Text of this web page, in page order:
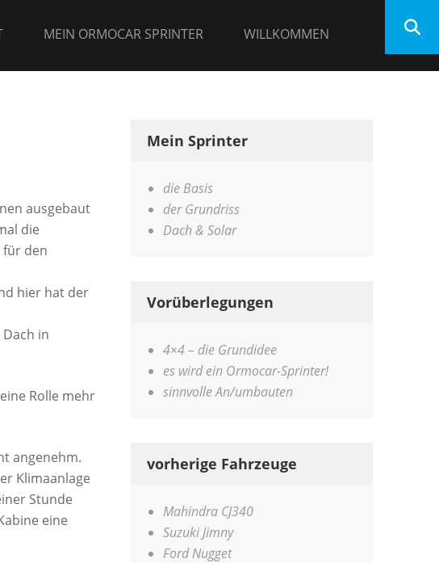
MEIN ORMOCAR SPRINTER WILLKOMMEN
ausgebaut
die
für den
hier hat der
in
Rolle mehr
angenehm.
Klimaanlage
Stunde
eine
Mein Sprinter
die Basis
der Grundriss
Dach & Solar
Vorüberlegungen
4×4 – die Grundidee
es wird ein Ormocar-Sprinter!
sinnvolle An/umbauten
vorherige Fahrzeuge
Mahindra CJ340
Suzuki Jimny
Ford Nugget